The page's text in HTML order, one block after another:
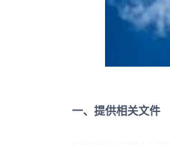
一、提供相关文件